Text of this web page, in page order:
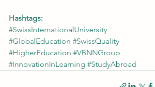
Hashtags:
#SwissInternationalUniversity
#GlobalEducation #SwissQuality
#HigherEducation #VBNNGroup
#InnovationInLearning #StudyAbroad